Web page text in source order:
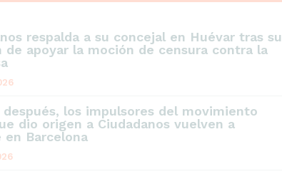
respalda a su concejal en Huévar tras su
de apoyar la moción de censura contra la
después, los impulsores del movimiento
dio origen a Ciudadanos vuelven a
en Barcelona